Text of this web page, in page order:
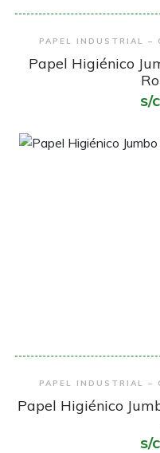
PAPEL INDUSTRIAL –
Papel Higiénico
s/
PAPEL INDUSTRIAL –
Papel Higiénico
s/